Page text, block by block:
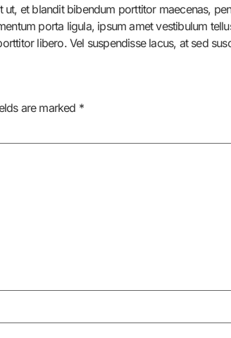
et blandit bibendum porttitor maecenas,
porta ligula, ipsum amet vestibulum
libero. Vel suspendisse lacus, at sed
are marked *